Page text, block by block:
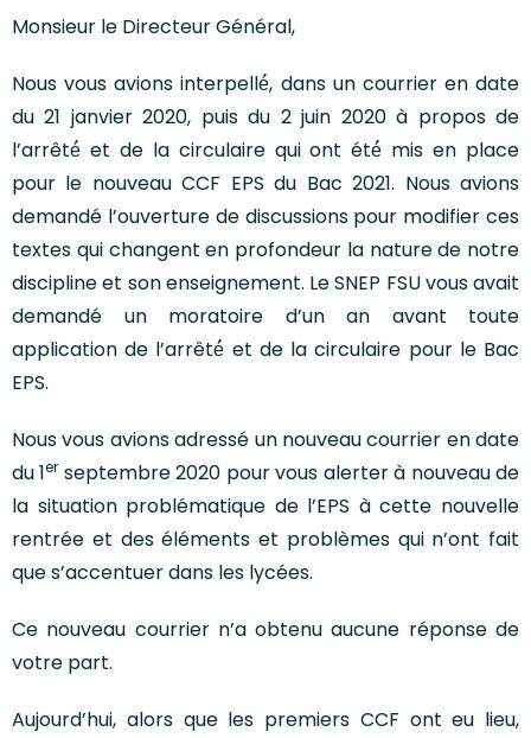
Monsieur le Directeur Général,
Nous vous avions interpellé́, dans un courrier en date
du 21 janvier 2020, puis du 2 juin 2020 à propos de
l’arrêté́ et de la circulaire qui ont été́ mis en place
pour le nouveau CCF EPS du Bac 2021. Nous avions
demandé l’ouverture de discussions pour modifier ces
textes qui changent en profondeur la nature de notre
discipline et son enseignement. Le SNEP FSU vous avait
demandé un moratoire d’un an avant toute
application de l’arrêté́ et de la circulaire pour le Bac
EPS.
Nous vous avions adressé un nouveau courrier en date
du 1er septembre 2020 pour vous alerter à nouveau de
la situation problématique de l’EPS à cette nouvelle
rentrée et des éléments et problèmes qui n’ont fait
que s’accentuer dans les lycées.
Ce nouveau courrier n’a obtenu aucune réponse de
votre part.
Aujourd’hui, alors que les premiers CCF ont eu lieu,